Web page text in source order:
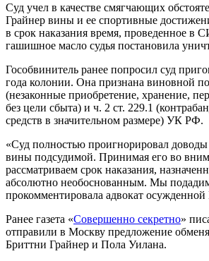
Суд учел в качестве смягчающих
Грайнер вины и ее спортивные
в срок наказания время, проведенное в
гашишное масло судья постановила
Гособвинитель ранее попросил суд
года колонии. Она признана виновной
(незаконные приобретение, хранение,
без цели сбыта) и ч. 2 ст. 229.1
средств в значительном размере) УК РФ.
«Суд полностью проигнорировал
вины подсудимой. Принимая его во
рассматриваем срок наказания,
абсолютно необоснованным. Мы
прокомментировала адвокат
Ранее газета «Совершенно секретно»
отправили в Москву предложение
Бриттни Грайнер и Пола Уилана.